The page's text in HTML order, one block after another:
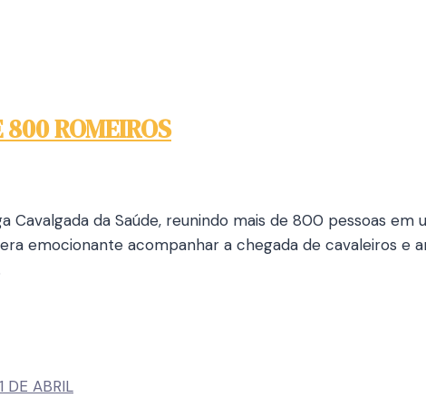
800 ROMEIROS
Cavalgada da Saúde, reunindo mais de 800 pessoas
emocionante acompanhar a chegada de cavaleiros e